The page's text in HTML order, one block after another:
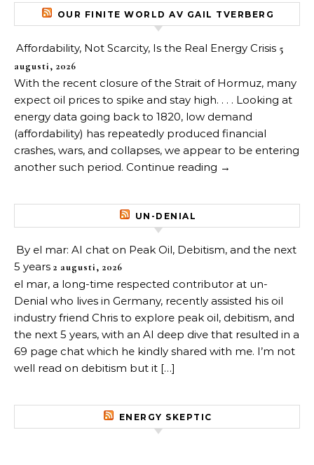
OUR FINITE WORLD AV GAIL TVERBERG
Affordability, Not Scarcity, Is the Real Energy Crisis 5
augusti, 2026
With the recent closure of the Strait of Hormuz, many
expect oil prices to spike and stay high. . . . Looking at
energy data going back to 1820, low demand
(affordability) has repeatedly produced financial
crashes, wars, and collapses, we appear to be entering
another such period. Continue reading →
UN-DENIAL
By el mar: AI chat on Peak Oil, Debitism, and the next
5 years 2 augusti, 2026
el mar, a long-time respected contributor at un-
Denial who lives in Germany, recently assisted his oil
industry friend Chris to explore peak oil, debitism, and
the next 5 years, with an AI deep dive that resulted in a
69 page chat which he kindly shared with me. I’m not
well read on debitism but it […]
ENERGY SKEPTIC